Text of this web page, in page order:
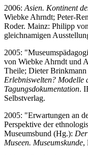
2006: Asien. Kontinent
Wiebke Ahrndt; Peter-
Roder. Mainz: Philipp
gleichnamigen
2005:
von Wiebke Ahrndt und
Theile; Dieter
Erlebniswelten? Modelle
Tagungsdokumentation.
Selbstverlag.
2005: "Erwartungen an
Perspektive der
Museumsbund (Hg.):
Museen. Museumskunde,